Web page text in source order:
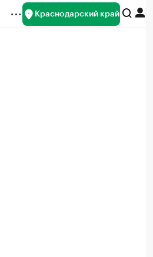
Краснодарский край